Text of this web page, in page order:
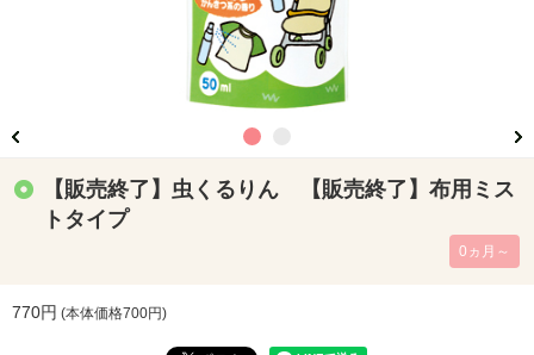
【販売終了】虫くるりん 【販売終了】布用ミス
トタイプ
0ヵ月～
770円 (本体価格700円)